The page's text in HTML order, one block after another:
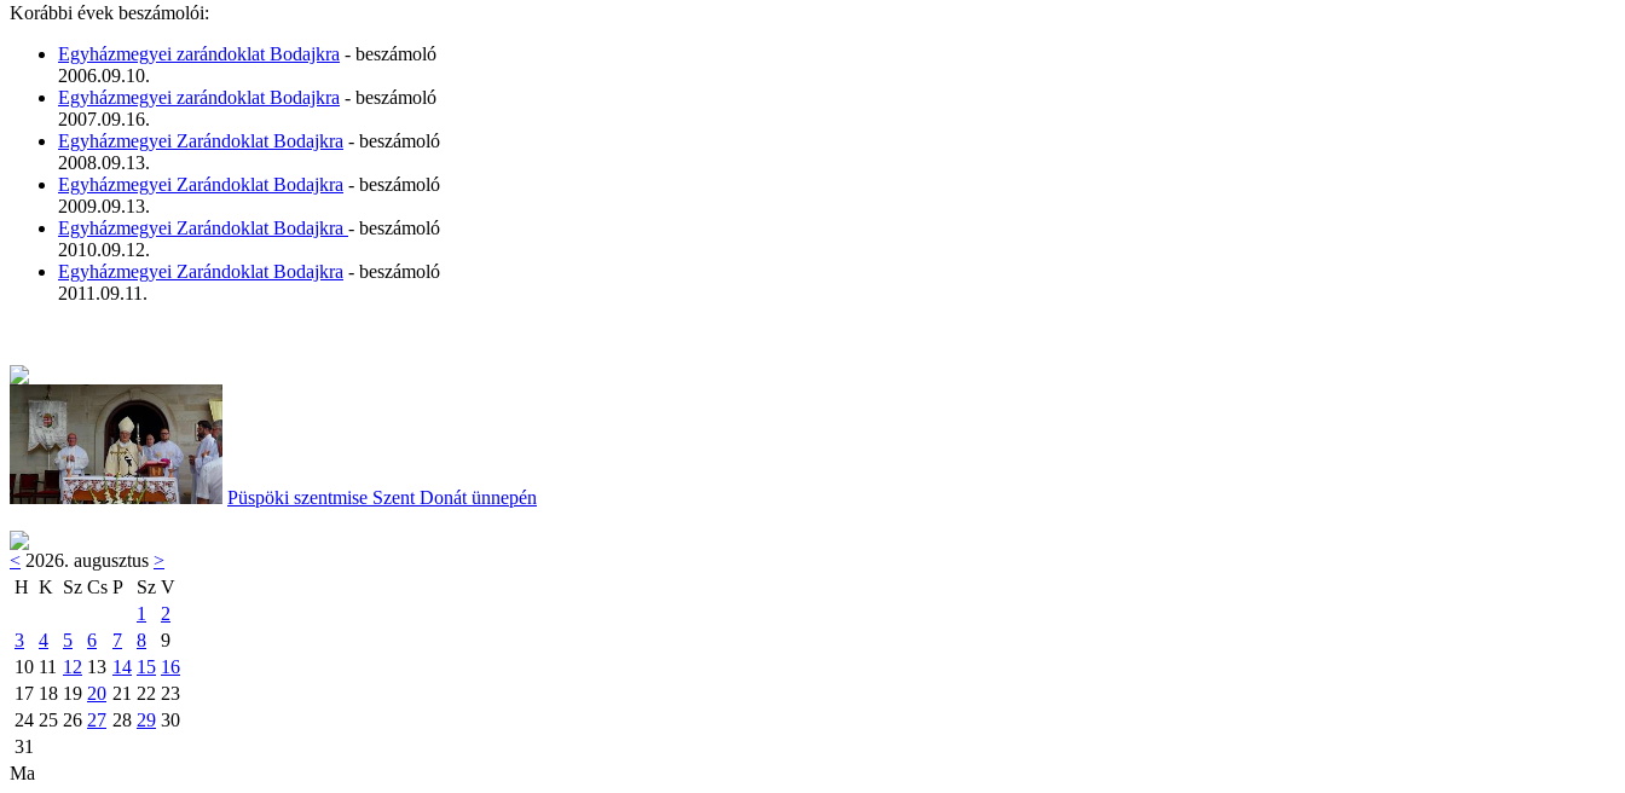
Korábbi évek beszámolói:
Egyházmegyei zarándoklat Bodajkra - beszámoló
2006.09.10.
Egyházmegyei zarándoklat Bodajkra - beszámoló
2007.09.16.
Egyházmegyei Zarándoklat Bodajkra - beszámoló
2008.09.13.
Egyházmegyei Zarándoklat Bodajkra - beszámoló
2009.09.13.
Egyházmegyei Zarándoklat Bodajkra - beszámoló
2010.09.12.
Egyházmegyei Zarándoklat Bodajkra - beszámoló
2011.09.11.
Püspöki szentmise Szent Donát ünnepén
< 2026. augusztus >
H K Sz Cs P Sz V
1
2
3
4 5 6 7 8
9
10 11 12 13 14 15 16
17 18 19 20 21 22 23
24 25 26 27 28 29 30
31
Ma